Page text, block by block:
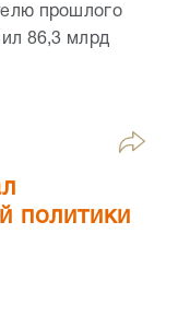
прошлого
86,3 млрд
политики